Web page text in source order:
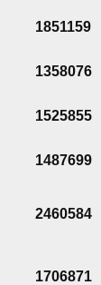
1851159
1358076
1525855
1487699
2460584
1706871